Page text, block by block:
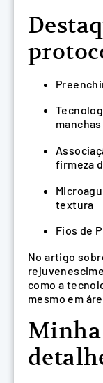
firmeza
textura
Fios de
No artigo
como a
mesmo em
Minha